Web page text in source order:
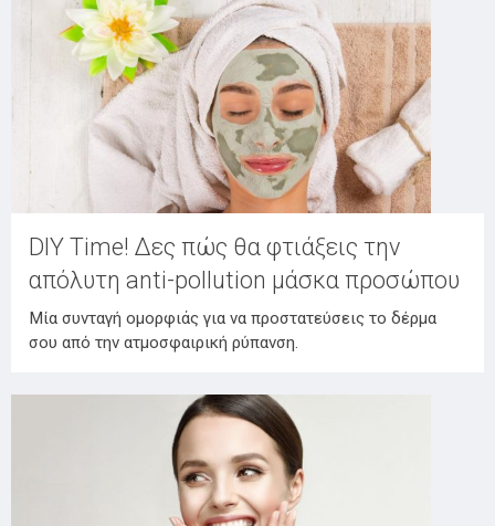
DIY Time! Δες πώς θα φτιάξεις την
απόλυτη anti-pollution μάσκα προσώπου
Μία συνταγή ομορφιάς για να προστατεύσεις το δέρμα
σου από την ατμοσφαιρική ρύπανση.